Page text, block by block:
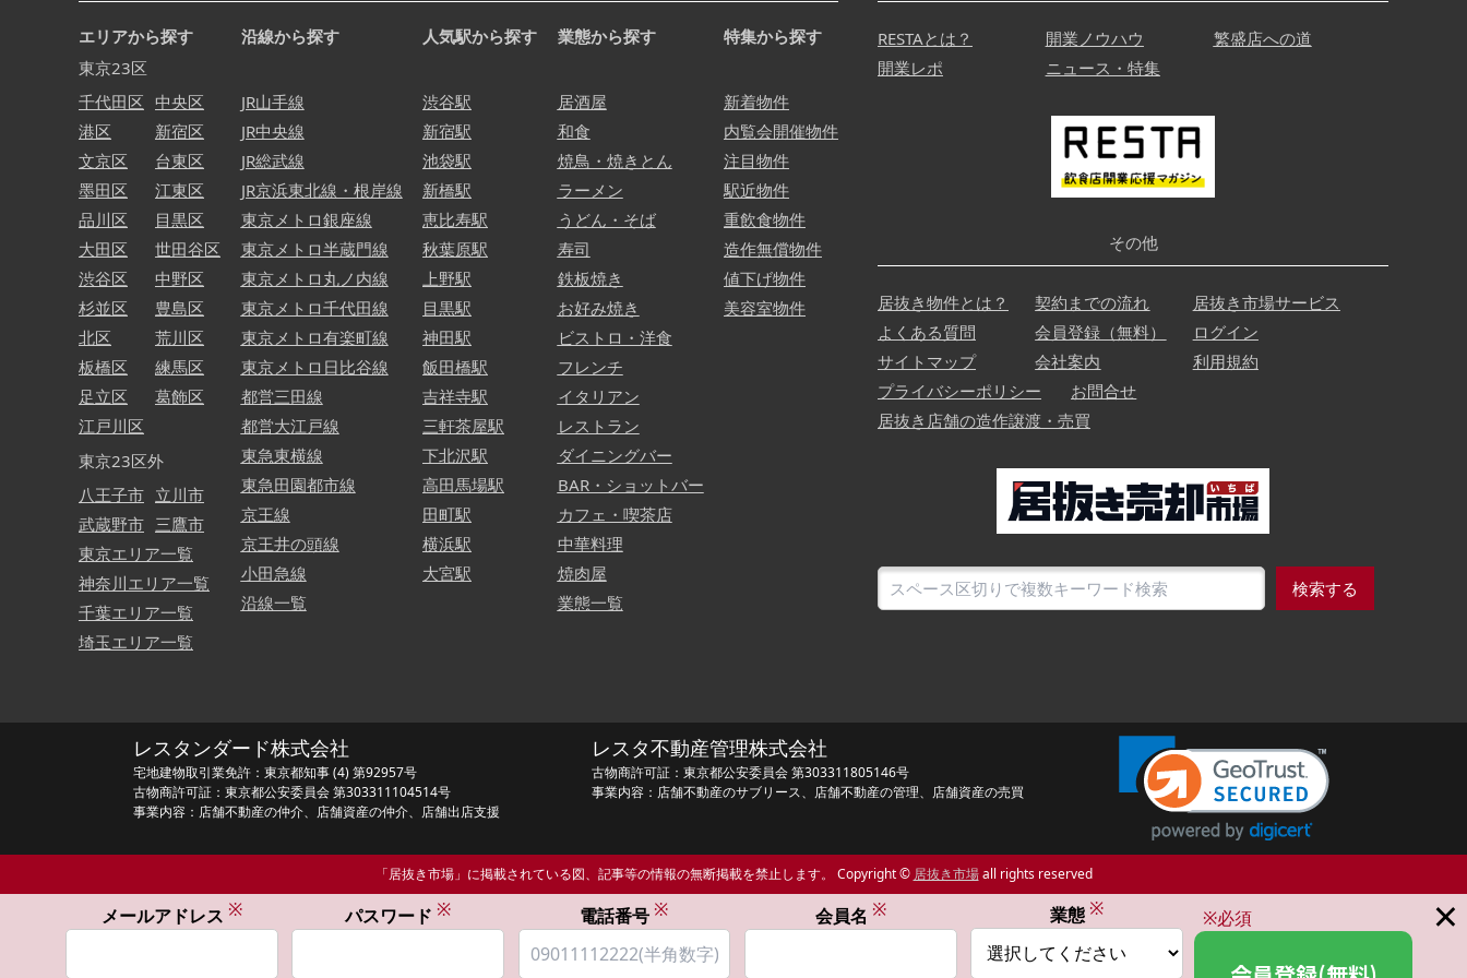
エリアから探す
東京23区
千代田区
港区
文京区
墨田区
品川区
大田区
渋谷区
杉並区
北区
板橋区
足立区
江戸川区
中央区
新宿区
台東区
江東区
目黒区
世田谷区
中野区
豊島区
荒川区
練馬区
葛飾区
東京23区外
八王子市
武蔵野市
立川市
三鷹市
東京エリア一覧
神奈川エリア一覧
千葉エリア一覧
埼玉エリア一覧
沿線から探す
JR山手線
JR中央線
JR総武線
JR京浜東北線・根岸線
東京メトロ銀座線
東京メトロ半蔵門線
東京メトロ丸ノ内線
東京メトロ千代田線
東京メトロ有楽町線
東京メトロ日比谷線
都営三田線
都営大江戸線
東急東横線
東急田園都市線
京王線
京王井の頭線
小田急線
沿線一覧
人気駅から探す
渋谷駅
新宿駅
池袋駅
新橋駅
恵比寿駅
秋葉原駅
上野駅
目黒駅
神田駅
飯田橋駅
吉祥寺駅
三軒茶屋駅
下北沢駅
高田馬場駅
田町駅
横浜駅
大宮駅
業態から探す
居酒屋
和食
焼鳥・焼きとん
ラーメン
うどん・そば
寿司
鉄板焼き
お好み焼き
ビストロ・洋食
フレンチ
イタリアン
レストラン
ダイニングバー
BAR・ショットバー
カフェ・喫茶店
中華料理
焼肉屋
業態一覧
特集から探す
新着物件
内覧会開催物件
注目物件
駅近物件
重飲食物件
造作無償物件
値下げ物件
美容室物件
RESTAとは？ 開業ノウハウ
繁盛店への道
開業レポ
ニュース・特集
その他
居抜き物件とは？ 契約までの流れ
居抜き市場サービス
よくある質問
会員登録（無料）
ログイン
サイトマップ
会社案内
利用規約
プライバシーポリシー
お問合せ
居抜き店舗の造作譲渡・売買
検索する
レスタンダード株式会社
宅地建物取引業免許：東京都知事 (4) 第92957号
古物商許可証：東京都公安委員会 第303311104514号
事業内容：店舗不動産の仲介、店舗資産の仲介、店舗出店支援
レスタ不動産管理株式会社
古物商許可証：東京都公安委員会 第303311805146号
事業内容：店舗不動産のサブリース、店舗不動産の管理、店舗資産の売買
「居抜き市場」に掲載されている図、記事等の情報の無断掲載を禁止します。 Copyright © 居抜き市場all rights reserved
×
メールアドレス ※ パスワード ※ 電話番号 ※ 会員名 ※ 業態 ※ ※必須